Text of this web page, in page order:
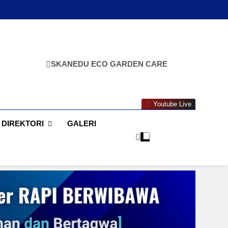
SKANEDU ECO GARDEN CARE
Youtube Live
DIREKTORI GALERI